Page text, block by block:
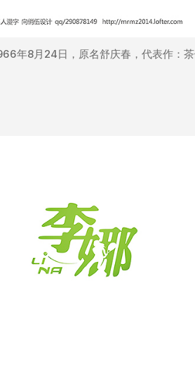
年8月24日，原名舒庆春，代表作：